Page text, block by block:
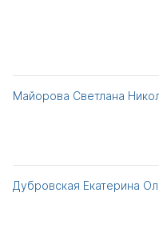
Майорова Светлана
Дубровская Екатерина